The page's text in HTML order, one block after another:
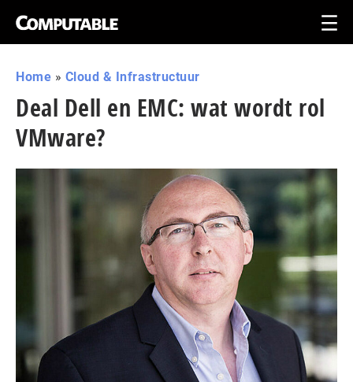
Home » Cloud & Infrastructuur
Deal Dell en EMC: wat wordt rol
VMware?